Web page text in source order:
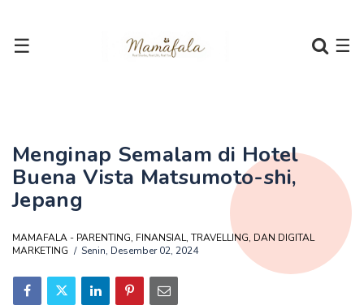
☰ ☰
Menginap Semalam di Hotel
Buena Vista Matsumoto-shi,
Jepang
MAMAFALA - PARENTING, FINANSIAL, TRAVELLING, DAN DIGITAL
MARKETING
Senin, Desember 02, 2024